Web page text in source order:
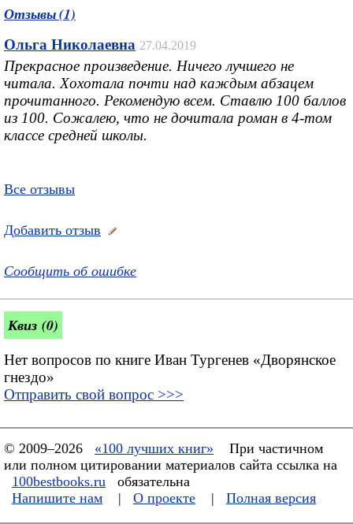
Отзывы (1)
Ольга Николаевна 27.04.2019
Прекрасное произведение. Ничего лучшего не
читала. Хохотала почти над каждым абзацем
прочитанного. Рекомендую всем. Ставлю 100 баллов
из 100. Сожалею, что не дочитала роман в 4-том
классе средней школы.
Все отзывы
Добавить отзыв
Сообщить об ошибке
Квиз (0)
Нет вопросов по книге Иван Тургенев «Дворянское
гнездо»
Отправить свой вопрос >>>
© 2009–2026 «100 лучших книг»
При частичном
или полном цитировании материалов сайта ссылка на
100bestbooks.ru
обязательна
Напишите нам
| О проекте | Полная версия